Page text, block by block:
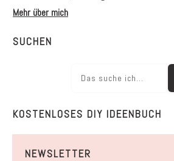
Mehr über mich
SUCHEN
KOSTENLOSES DIY IDEENBUCH
NEWSLETTER